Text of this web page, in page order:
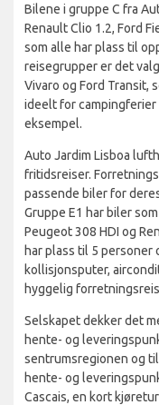
Bilene i gruppe C fra
Renault Clio 1.2, Ford
som alle har plass til
reisegrupper er det
Vivaro og Ford Transit,
ideelt for
eksempel.
Auto Jardim Lisboa
fritidsreiser.
passende biler for
Gruppe E1 har biler
Peugeot 308 HDI og
har plass til 5 personer
kollisjonsputer,
hyggelig
Selskapet dekker det
hente- og
sentrumsregionen og
hente- og
Cascais, en kort